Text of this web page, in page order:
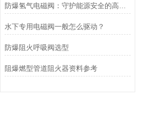
水下专用电磁阀一般怎么驱动？
防爆阻火呼吸阀选型
阻爆燃型管道阻火器资料参考